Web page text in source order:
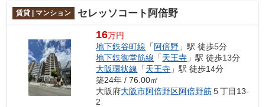
賃貸 | マンション セレッソコート阿倍野
16万円
地下鉄谷町線 「 阿倍野 」駅 徒歩5分
地下鉄御堂筋線 「天王寺 」駅 徒歩13分
大阪環状線 「天王寺 」駅 徒歩14分
築24年 / 76.00㎡
大阪府大阪市阿倍野区阿倍野筋５丁目13-
2